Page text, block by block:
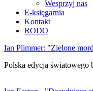
Wesprzyj nas
E-księgarnia
Kontakt
RODO
Ian Plimmer: "Zielone
Polska edycja światowego